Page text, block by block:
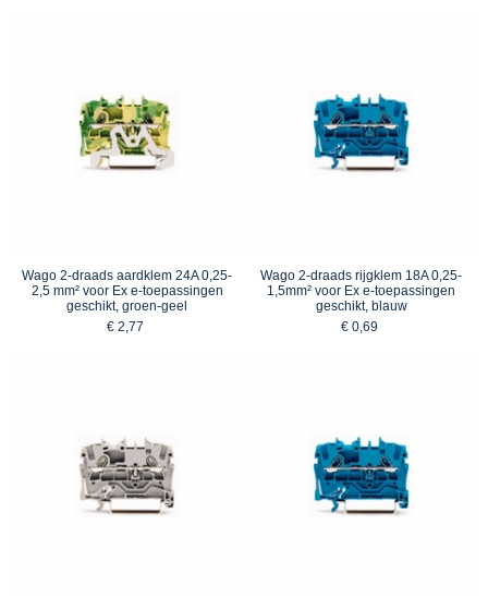
Wago 2-draads aardklem 24A 0,25-
2,5 mm² voor Ex e-toepassingen
geschikt, groen-geel
€ 2,77
Wago 2-draads rijgklem 18A 0,25-
1,5mm² voor Ex e-toepassingen
geschikt, blauw
€ 0,69